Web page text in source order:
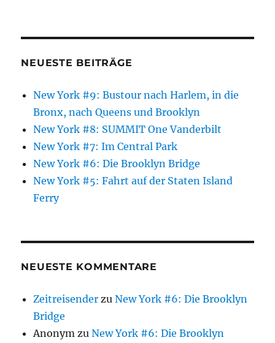
NEUESTE BEITRÄGE
New York #9: Bustour nach Harlem, in die
Bronx, nach Queens und Brooklyn
New York #8: SUMMIT One Vanderbilt
New York #7: Im Central Park
New York #6: Die Brooklyn Bridge
New York #5: Fahrt auf der Staten Island
Ferry
NEUESTE KOMMENTARE
Zeitreisender zuNew York #6: Die Brooklyn
Bridge
Anonym zuNew York #6: Die Brooklyn